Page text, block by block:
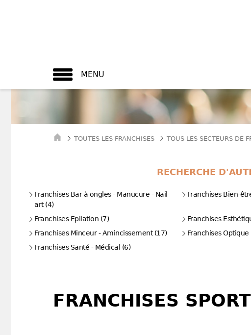
MENU
TOUTES LES FRANCHISES TOUS LES SECTEURS DE
RECHERCHE
Franchises Bar à ongles - Manucure - Nail
art (4)
Franchises Bien-
Franchises Epilation (7) Franchises
Franchises Minceur - Amincissement (17)
Franchises Optique
Franchises Santé - Médical (6)
FRANCHISES